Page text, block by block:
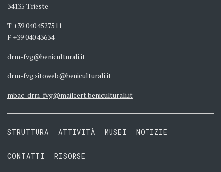
34135 Trieste
T +39 040 4527511
F +39 040 43634
drm-fvg@beniculturali.it
drm-fvg.sitoweb@beniculturali.it
mbac-drm-fvg@mailcert.beniculturali.it
STRUTTURA ATTIVITÀ MUSEI NOTIZIE
CONTATTI RISORSE